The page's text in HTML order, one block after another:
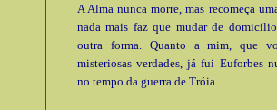
A Alma nunca morre, mas recomeça
nada mais faz que mudar de
outra forma. Quanto a mim, que
misteriosas verdades, já fui Euforbes
no tempo da guerra de Tróia.